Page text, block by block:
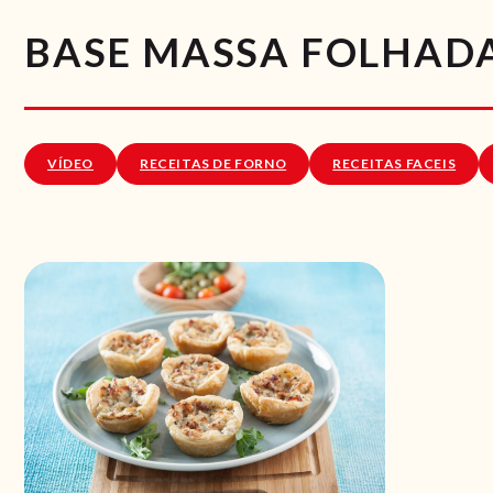
BASE MASSA
VÍDEO RECEITAS DE FORNO RECEITAS FACEIS